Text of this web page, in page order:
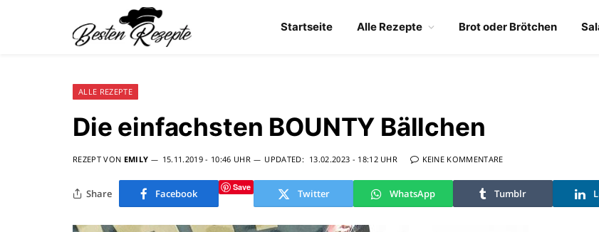
Startseite Alle Rezepte Brot oder Brötchen
ALLE REZEPTE
Die einfachsten BOUNTY Bällchen
REZEPT VON EMILY 15.11.2019 - 10:46 UHR UPDATED: 13.02.2023 - 18:12 UHR KEINE KOMMENTARE
Share Facebook Save Twitter WhatsApp Tumblr